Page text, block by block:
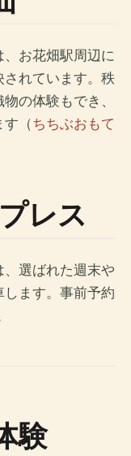
お花畑駅周辺に
れています。秩
の体験もでき、
す（ちちぶおもて
レス
選ばれた週末や
ます。事前予約
験